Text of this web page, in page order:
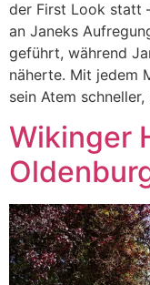
der First Look statt
an Janeks
geführt, während
näherte. Mit jedem
sein Atem
Wikinger